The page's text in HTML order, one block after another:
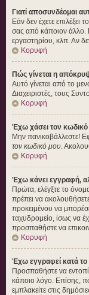
Γιατί αποσυνδέομαι
Εάν δεν έχετε επιλέξει
σας από κάποιον άλλο.
εργαστηρίου, κλπ. Αν
Κορυφή
Πώς γίνεται η
Αυτό γίνεται από το
Διαχειριστές, τους
Κορυφή
Έχω χάσει τον
Μην πανικοβάλλεστε!
τον κωδικό μου.
Κορυφή
Έχω κάνει εγγραφή,
Πρώτα, ελέγξτε το
πρέπει να
προκειμένου να
ταχυδρομείο, ίσως να
προσπαθήστε να
Κορυφή
Έχω εγγραφεί κατά
Προσπαθήστε να
κάποιο λόγο. Επίσης,
εμπλακείτε στις